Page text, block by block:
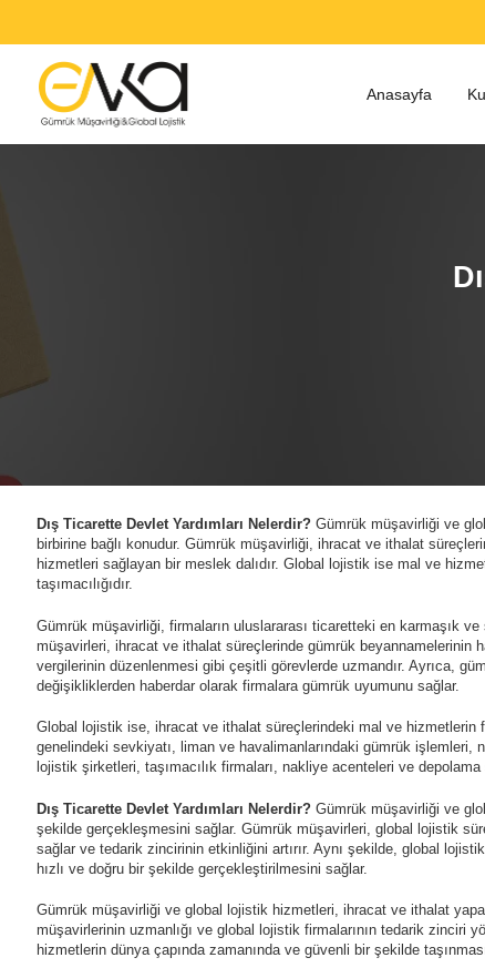
Anasayfa
Dış Ticarette Devlet Yardımları Nelerdir?Gümrük müşavirliği ve
birbirine bağlı konudur. Gümrük müşavirliği, ihracat ve ithalat
hizmetleri sağlayan bir meslek dalıdır. Global lojistik ise mal ve
taşımacılığıdır.
Gümrük müşavirliği, firmaların uluslararası ticaretteki en karmaşık
müşavirleri, ihracat ve ithalat süreçlerinde gümrük beyannamelerinin
vergilerinin düzenlenmesi gibi çeşitli görevlerde uzmandır. Ayrıca,
değişikliklerden haberdar olarak firmalara gümrük uyumunu sağlar.
Global lojistik ise, ihracat ve ithalat süreçlerindeki mal ve
genelindeki sevkiyatı, liman ve havalimanlarındaki gümrük
lojistik şirketleri, taşımacılık firmaları, nakliye acenteleri ve depolama
Dış Ticarette Devlet Yardımları Nelerdir? Gümrük müşavirliği ve
şekilde gerçekleşmesini sağlar. Gümrük müşavirleri, global lojistik
sağlar ve tedarik zincirinin etkinliğini artırır. Aynı şekilde, global
hızlı ve doğru bir şekilde gerçekleştirilmesini sağlar.
Gümrük müşavirliği ve global lojistik hizmetleri, ihracat ve ithalat
müşavirlerinin uzmanlığı ve global lojistik firmalarının tedarik zinciri
hizmetlerin dünya çapında zamanında ve güvenli bir şekilde